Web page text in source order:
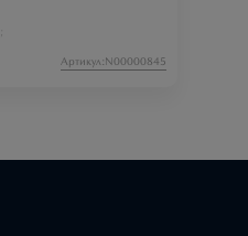
Артикул:N00000845